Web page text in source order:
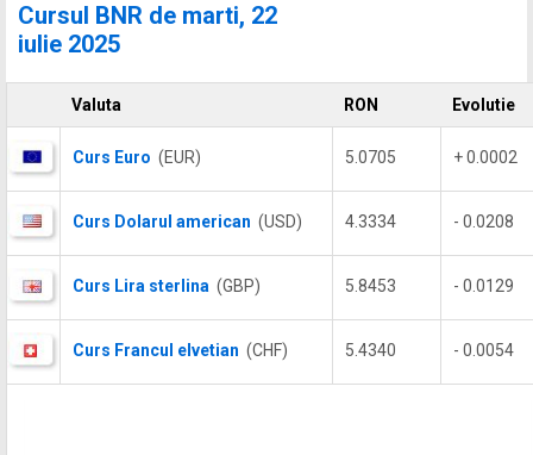
Cursul BNR de marti, 22
iulie 2025
Valuta RON Evolutie
Curs Euro (EUR) 5.0705 + 0.0002
Curs Dolarul american (USD) 4.3334 - 0.0208
Curs Lira sterlina (GBP) 5.8453 - 0.0129
Curs Francul elvetian (CHF) 5.4340 - 0.0054